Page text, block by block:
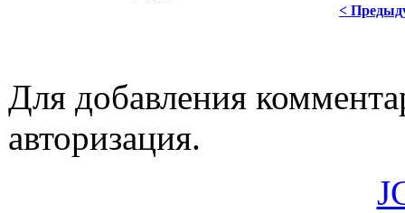
<
Для добавления
авторизация.